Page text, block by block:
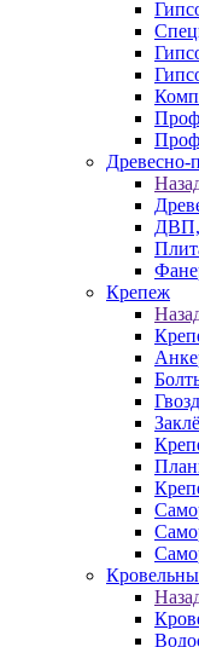
Древесно-
Крепеж